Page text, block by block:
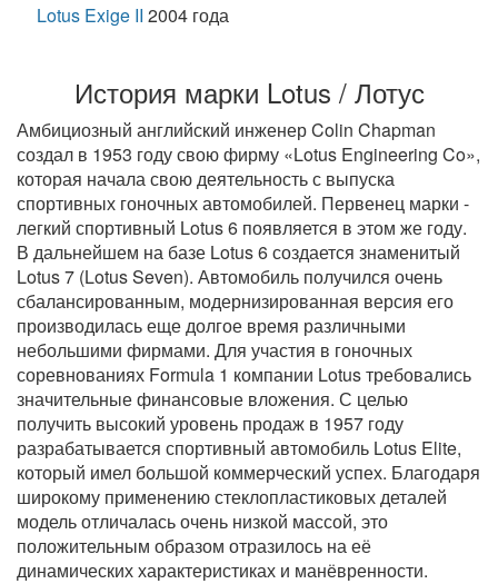
Lotus Exige II 2004 года
История марки Lotus / Лотус
Амбициозный английский инженер Colin Chapman
создал в 1953 году свою фирму «Lotus Engineering Co»,
которая начала свою деятельность с выпуска
спортивных гоночных автомобилей. Первенец марки -
легкий спортивный Lotus 6 появляется в этом же году.
В дальнейшем на базе Lotus 6 создается знаменитый
Lotus 7 (Lotus Seven). Автомобиль получился очень
сбалансированным, модернизированная версия его
производилась еще долгое время различными
небольшими фирмами. Для участия в гоночных
соревнованиях Formula 1 компании Lotus требовались
значительные финансовые вложения. С целью
получить высокий уровень продаж в 1957 году
разрабатывается спортивный автомобиль Lotus Elite,
который имел большой коммерческий успех. Благодаря
широкому применению стеклопластиковых деталей
модель отличалась очень низкой массой, это
положительным образом отразилось на её
динамических характеристиках и манёвренности.